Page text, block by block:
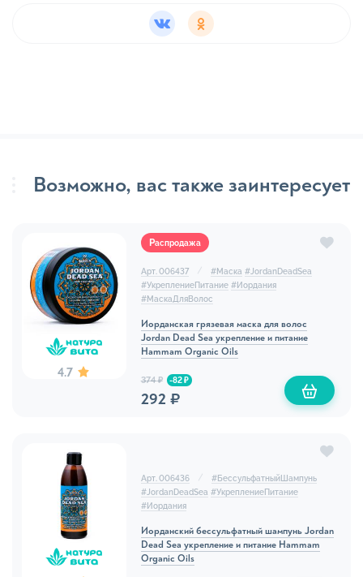
Возможно, вас также заинтересует
4.7
Распродажа
Арт. 006437 #Маска #JordanDeadSea
#УкреплениеПитание #Иордания
#МаскаДляВолос
Иорданская грязевая маска для волос
Jordan Dead Sea укрепление и питание
Hammam Organic Oils
374 ₽ -82 ₽
292 ₽
Арт. 006436 #БессульфатныйШампунь
#JordanDeadSea #УкреплениеПитание
#Иордания
Иорданский бессульфатный шампунь Jordan
Dead Sea укрепление и питание Hammam
Organic Oils